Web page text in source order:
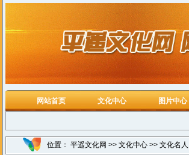
网站首页 文化中心 图片中心
位置： 平遥文化网 >> 文化中心 >> 文化名人